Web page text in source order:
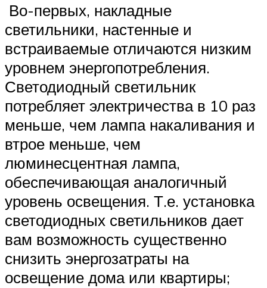
Во-первых, накладные
светильники, настенные и
встраиваемые отличаются низким
уровнем энергопотребления.
Светодиодный светильник
потребляет электричества в 10 раз
меньше, чем лампа накаливания и
втрое меньше, чем
люминесцентная лампа,
обеспечивающая аналогичный
уровень освещения. Т.е. установка
светодиодных светильников дает
вам возможность существенно
снизить энергозатраты на
освещение дома или квартиры;